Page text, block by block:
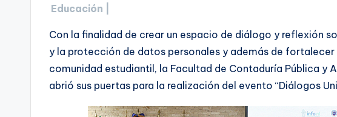
Educación |
Con la finalidad de crear un espacio de diálogo y reflexión
y la protección de datos personales y además de
comunidad estudiantil, la Facultad de Contaduría Pública y
abrió sus puertas para la realización del evento “Diálogos